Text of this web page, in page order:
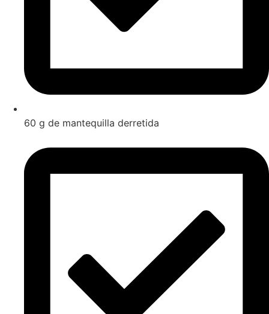
60 g de mantequilla derretida